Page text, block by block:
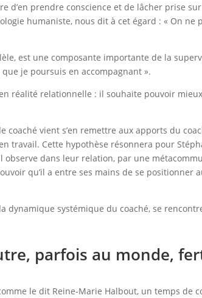
d’en prendre conscience et de lâcher prise
humaniste, nous dit à cet égard : « On ne
est une composante importante de la
je poursuis en accompagnant ».
réalité relationnelle : il souhaite pouvoir mieux
vient s’en remettre aux apports du
travail. Cette hypothèse résonnera pour
observe dans leur relation, par une
qu’il a entre ses mains de se positionner
dynamique systémique du coaché, se
parfois au monde,
le dit Reine-Marie Halbout, un temps de